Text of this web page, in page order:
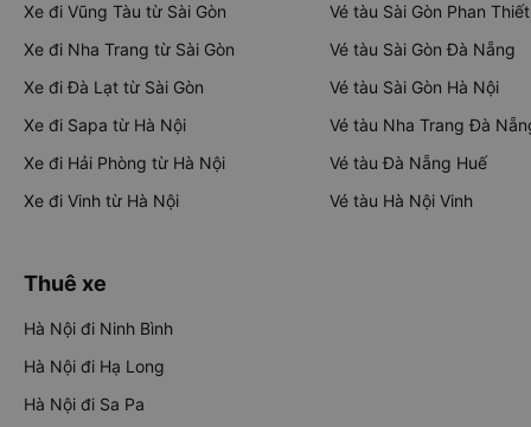
Xe đi Vũng Tàu từ Sài Gòn
Xe đi Nha Trang từ Sài Gòn
Xe đi Đà Lạt từ Sài Gòn
Xe đi Sapa từ Hà Nội
Xe đi Hải Phòng từ Hà Nội
Xe đi Vinh từ Hà Nội
Vé tàu Sài Gòn Phan Thiết
Vé tàu Sài Gòn Đà Nẵng
Vé tàu Sài Gòn Hà Nội
Vé tàu Nha Trang Đà
Vé tàu Đà Nẵng Huế
Vé tàu Hà Nội Vinh
Thuê xe
Hà Nội đi Ninh Bình
Hà Nội đi Hạ Long
Hà Nội đi Sa Pa